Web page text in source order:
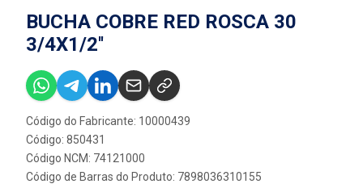
BUCHA COBRE RED ROSCA 30
3/4X1/2''
Código do Fabricante: 10000439
Código: 850431
Código NCM: 74121000
Código de Barras do Produto: 7898036310155